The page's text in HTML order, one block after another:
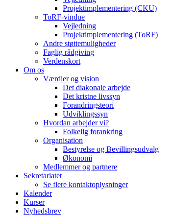
Projektimplementering (CKU)
ToRF-vindue
Vejledning
Projektimplementering (ToRF)
Andre støttemuligheder
Faglig rådgiving
Verdenskort
Om os
Værdier og vision
Det diakonale arbejde
Det kristne livssyn
Forandringsteori
Udviklingssyn
Hvordan arbejder vi?
Folkelig forankring
Organisation
Bestyrelse og Bevillingsudvalg
Økonomi
Medlemmer og partnere
Sekretariatet
Se flere kontaktoplysninger
Kalender
Kurser
Nyhedsbrev